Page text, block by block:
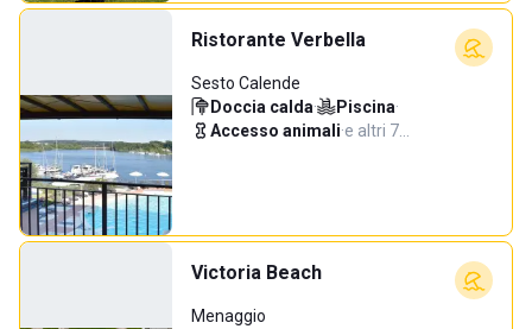
Ristorante Verbella
Sesto Calende
Doccia calda· Piscina·
Accesso animali·e altri 7…
Victoria Beach
Menaggio